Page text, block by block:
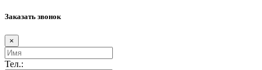
Заказать звонок
×
Тел.: